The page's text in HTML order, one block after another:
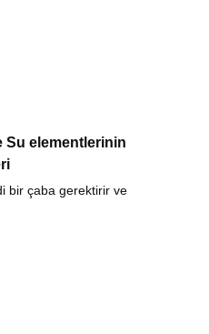
Su elementlerinin
bir çaba gerektirir ve